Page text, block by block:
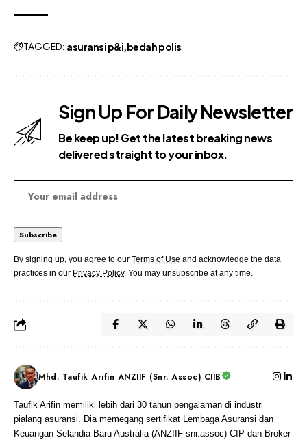
TAGGED: asuransi p&i bedah polis
Sign Up For Daily Newsletter
Be keep up! Get the latest breaking news
delivered straight to your inbox.
By signing up, you agree to our Terms of Use and acknowledge the data
practices in our Privacy Policy. You may unsubscribe at any time.
Mhd. Taufik Arifin ANZIIF (Snr. Assoc) CIIB
Taufik Arifin memiliki lebih dari 30 tahun pengalaman di industri
pialang asuransi. Dia memegang sertifikat Lembaga Asuransi dan
Keuangan Selandia Baru Australia (ANZIIF snr.assoc) CIP dan Broker